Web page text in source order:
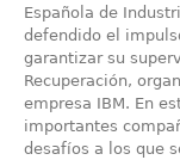
Española de
defendido el
garantizar su
Recuperación,
empresa IBM. En
importantes
desafíos a los que